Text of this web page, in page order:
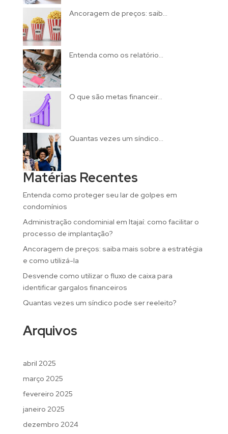
Ancoragem de preços: saib...
Entenda como os relatório...
O que são metas financeir...
Quantas vezes um síndico...
Matérias Recentes
Entenda como proteger seu lar de golpes em
condomínios
Administração condominial em Itajaí: como facilitar o
processo de implantação?
Ancoragem de preços: saiba mais sobre a estratégia
e como utilizá-la
Desvende como utilizar o fluxo de caixa para
identificar gargalos financeiros
Quantas vezes um síndico pode ser reeleito?
Arquivos
abril 2025
março 2025
fevereiro 2025
janeiro 2025
dezembro 2024